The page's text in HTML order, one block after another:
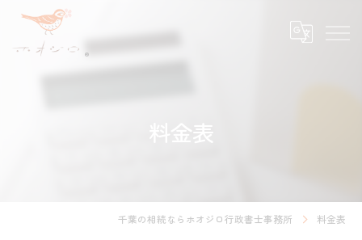
料金表
千葉の相続ならホオジロ行政書士事務所 料金表